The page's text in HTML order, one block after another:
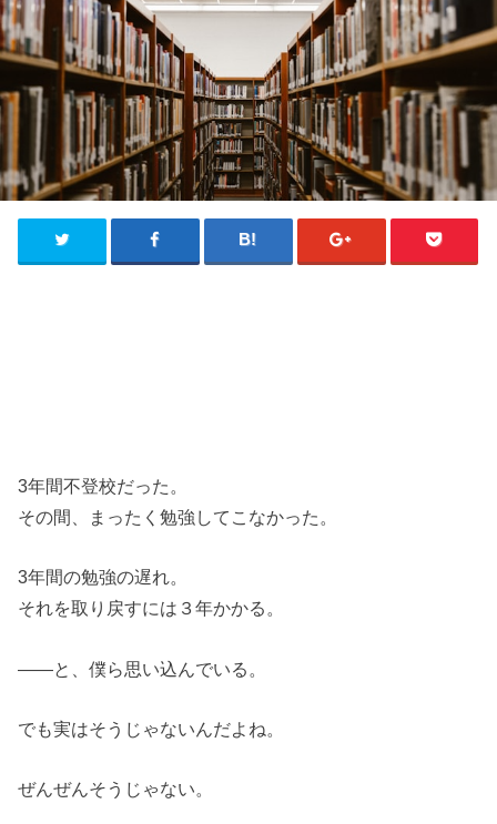
3年間不登校だった。
その間、まったく勉強してこなかった。
3年間の勉強の遅れ。
それを取り戻すには３年かかる。
――と、僕ら思い込んでいる。
でも実はそうじゃないんだよね。
ぜんぜんそうじゃない。